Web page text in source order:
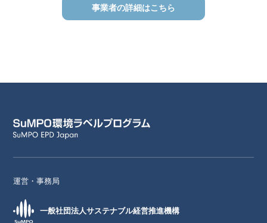
事業者の詳細はこちら
運営・事務局
一般社団法人サステナブル経営推進機構